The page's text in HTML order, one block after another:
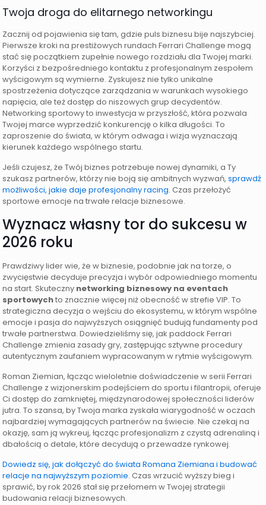
Twoja droga do elitarnego networkingu
Zacznij od pojawienia się tam, gdzie puls biznesu bije najszybciej.
Pierwsze kroki na prestiżowych rundach Ferrari Challenge mogą
stać się początkiem zupełnie nowego rozdziału dla Twojej marki.
Korzyści z bezpośredniego kontaktu z profesjonalnym zespołem
wyścigowym są wymierne. Zyskujesz nie tylko unikalne
spostrzeżenia dotyczące zarządzania w warunkach wysokiego
napięcia, ale też dostęp do niszowych grup decydentów.
Networking sportowy to inwestycja w przyszłość, która pozwala
Twojej marce wyprzedzić konkurencję o kilka długości. To
zaproszenie do świata, w którym odwaga i wizja wyznaczają
kierunek każdego wspólnego startu.
Jeśli czujesz, że Twój biznes potrzebuje nowej dynamiki, a Ty
szukasz partnerów, którzy nie boją się ambitnych wyzwań,sprawdź
możliwości, jakie daje profesjonalny racing. Czas przełożyć
sportowe emocje na trwałe relacje biznesowe.
Wyznacz własny tor do sukcesu w
2026 roku
Prawdziwy lider wie, że w biznesie, podobnie jak na torze, o
zwycięstwie decyduje precyzja i wybór odpowiedniego momentu
na start. Skuteczny networking biznesowy na eventach
sportowychto znacznie więcej niż obecność w strefie VIP. To
strategiczna decyzja o wejściu do ekosystemu, w którym wspólne
emocje i pasja do najwyższych osiągnięć budują fundamenty pod
trwałe partnerstwa. Dowiedzieliśmy się, jak paddock Ferrari
Challenge zmienia zasady gry, zastępując sztywne procedury
autentycznym zaufaniem wypracowanym w rytmie wyścigowym.
Roman Ziemian, łącząc wieloletnie doświadczenie w serii Ferrari
Challenge z wizjonerskim podejściem do sportu i filantropii, oferuje
Ci dostęp do zamkniętej, międzynarodowej społeczności liderów
jutra. To szansa, by Twoja marka zyskała wiarygodność w oczach
najbardziej wymagających partnerów na świecie. Nie czekaj na
okazję, sam ją wykreuj, łącząc profesjonalizm z czystą adrenaliną i
dbałością o detale, które decydują o przewadze rynkowej.
Dowiedz się, jak dołączyć do świata Romana Ziemiana i budować
relacje na najwyższym poziomie. Czas wrzucić wyższy bieg i
sprawić, by rok 2026 stał się przełomem w Twojej strategii
budowania relacji biznesowych.